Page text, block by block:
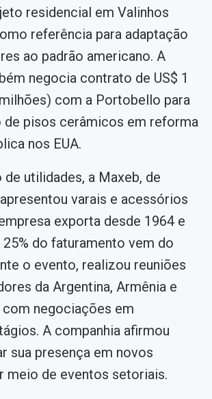
residencial em Valinhos
referência para adaptação
ao padrão americano. A
negocia contrato de US$ 1
com a Portobello para
pisos cerâmicos em reforma
nos EUA.
utilidades, a Maxeb, de
varais e acessórios
exporta desde 1964 e
do faturamento vem do
o evento, realizou reuniões
da Argentina, Armênia e
negociações em
A companhia afirmou
sua presença em novos
meio de eventos setoriais.